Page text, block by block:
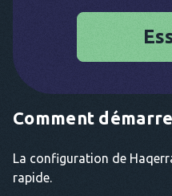
Comment
La configuration de
rapide.